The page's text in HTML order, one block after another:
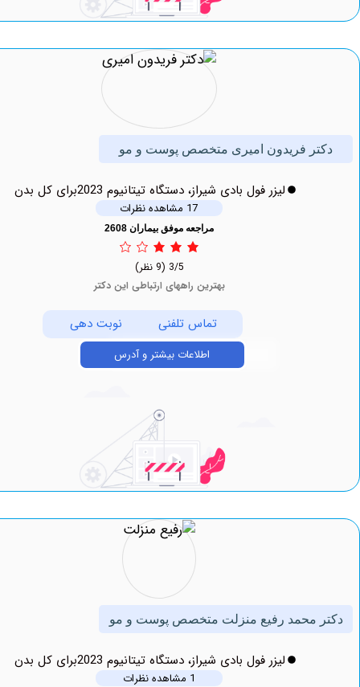
فریدون امیری متخصص پوست و مو
لیزر فول بادی شیراز، دستگاه تیتانیوم 2023برای کل بدن
مراجعه موفق بیماران 2608
بهترین راههای ارتباطی این دکتر
تماس تلفنی نوبت دهی
اطلاعات بیشتر و آدرس
محمد رفیع منزلت متخصص پوست و مو
لیزر فول بادی شیراز، دستگاه تیتانیوم 2023برای کل بدن